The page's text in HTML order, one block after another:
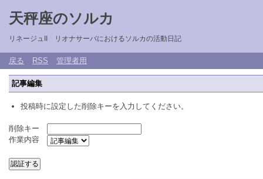
天秤座のソルカ
リネージュII リオナサーバにおけるソルカの活動日記
戻る RSS 管理者用
記事編集
投稿時に設定した削除キーを入力してください。
削除キー
作業内容